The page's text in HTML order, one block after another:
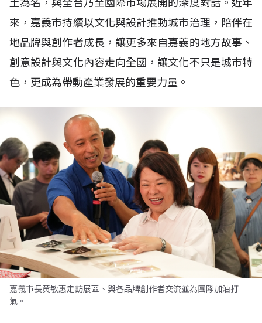
來，嘉義市持續以文化與設計推動城市治理，陪伴在
地品牌與創作者成長，讓更多來自嘉義的地方故事、
創意設計與文化內容走向全國，讓文化不只是城市特
色，更成為帶動產業發展的重要力量。
嘉義市長黃敏惠走訪展區、與各品牌創作者交流並為團隊加油打
氣。